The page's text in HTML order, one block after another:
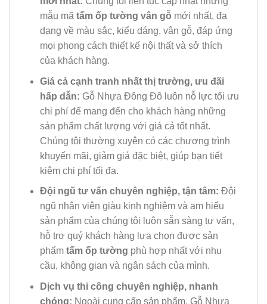
mẫu mã tấm ốp tường vân gỗ mới nhất, đa
dạng về màu sắc, kiểu dáng, vân gỗ, đáp ứng
mọi phong cách thiết kế nội thất và sở thích
của khách hàng.
Giá cả cạnh tranh nhất thị trường, ưu đãi
hấp dẫn: Gỗ Nhựa Đông Đô luôn nỗ lực tối ưu
chi phí để mang đến cho khách hàng những
sản phẩm chất lượng với giá cả tốt nhất.
Chúng tôi thường xuyên có các chương trình
khuyến mãi, giảm giá đặc biệt, giúp bạn tiết
kiệm chi phí tối đa.
Đội ngũ tư vấn chuyên nghiệp, tận tâm: Đội
ngũ nhân viên giàu kinh nghiệm và am hiểu
sản phẩm của chúng tôi luôn sẵn sàng tư vấn,
hỗ trợ quý khách hàng lựa chọn được sản
phẩm tấm ốp tường phù hợp nhất với nhu
cầu, không gian và ngân sách của mình.
Dịch vụ thi công chuyên nghiệp, nhanh
chóng: Ngoài cung cấp sản phẩm, Gỗ Nhựa